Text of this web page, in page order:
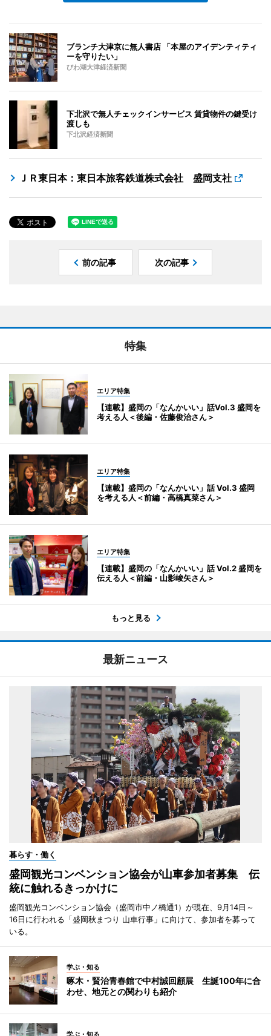
ブランチ大津京に無人書店 「本屋のアイデンティティ
ーを守りたい」
びわ湖大津経済新聞
下北沢で無人チェックインサービス 賃貸物件の鍵受け
渡しも
下北沢経済新聞
ＪＲ東日本：東日本旅客鉄道株式会社 盛岡支社
前の記事 次の記事
特集
エリア特集
【連載】盛岡の「なんかいい」話Vol.3 盛岡を
考える人＜後編・佐藤俊治さん＞
エリア特集
【連載】盛岡の「なんかいい」話 Vol.3 盛岡
を考える人＜前編・高橋真菜さん＞
エリア特集
【連載】盛岡の「なんかいい」話 Vol.2 盛岡を
伝える人＜前編・山影峻矢さん＞
もっと見る
最新ニュース
暮らす・働く
盛岡観光コンベンション協会が山車参加者募集 伝
統に触れるきっかけに
盛岡観光コンベンション協会（盛岡市中ノ橋通1）が現在、9月14日～
16日に行われる「盛岡秋まつり 山車行事」に向けて、参加者を募って
いる。
学ぶ・知る
啄木・賢治青春館で中村誠回顧展 生誕100年に合
わせ、地元との関わりも紹介
学ぶ・知る